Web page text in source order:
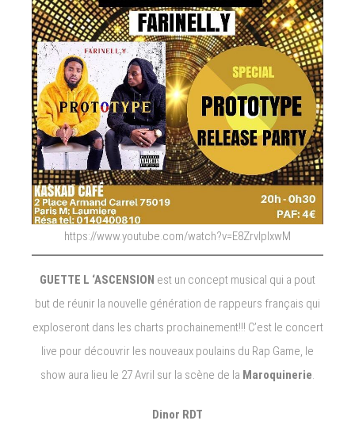
https://www.youtube.com/watch?v=E8ZrvlpIxwM
GUETTE L ‘ASCENSION est un concept musical qui a pout
but de réunir la nouvelle génération de rappeurs français qui
exploseront dans les charts prochainement!!! C’est le concert
live pour découvrir les nouveaux poulains du Rap Game, le
show aura lieu le 27 Avril sur la scène de la Maroquinerie.
Dinor RDT